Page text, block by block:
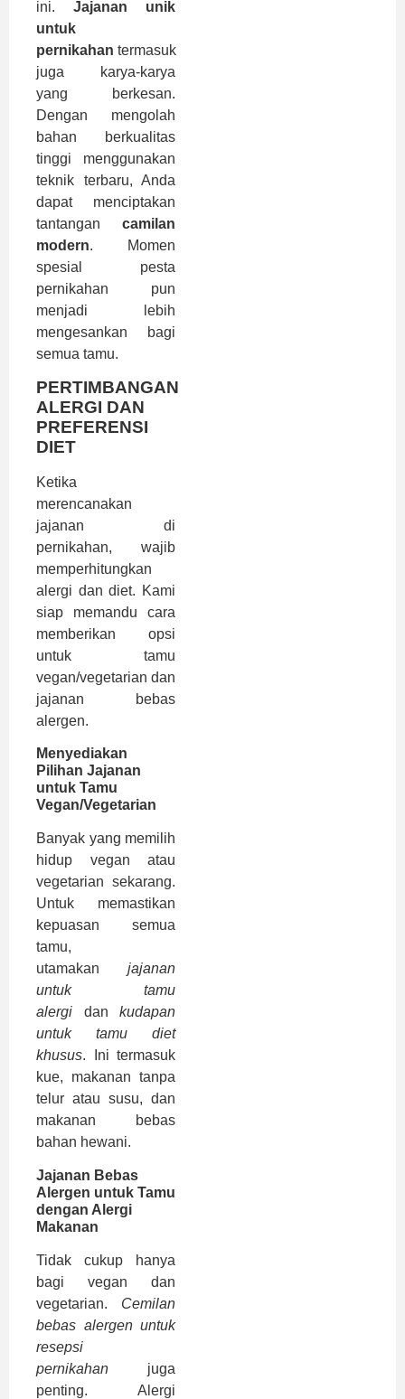
ini. Jajanan unik
untuk
pernikahan termasuk
juga karya-karya
yang berkesan.
Dengan mengolah
bahan berkualitas
tinggi menggunakan
teknik terbaru, Anda
dapat menciptakan
tantangan camilan
modern. Momen
spesial pesta
pernikahan pun
menjadi lebih
mengesankan bagi
semua tamu.
PERTIMBANGAN
ALERGI DAN
PREFERENSI
DIET
Ketika
merencanakan
jajanan di
pernikahan, wajib
memperhitungkan
alergi dan diet. Kami
siap memandu cara
memberikan opsi
untuk tamu
vegan/vegetarian dan
jajanan bebas
alergen.
Menyediakan
Pilihan Jajanan
untuk Tamu
Vegan/Vegetarian
Banyak yang memilih
hidup vegan atau
vegetarian sekarang.
Untuk memastikan
kepuasan semua
tamu,
utamakan jajanan
untuk tamu
alergi dan kudapan
untuk tamu diet
khusus. Ini termasuk
kue, makanan tanpa
telur atau susu, dan
makanan bebas
bahan hewani.
Jajanan Bebas
Alergen untuk Tamu
dengan Alergi
Makanan
Tidak cukup hanya
bagi vegan dan
vegetarian. Cemilan
bebas alergen untuk
resepsi
pernikahan juga
penting. Alergi